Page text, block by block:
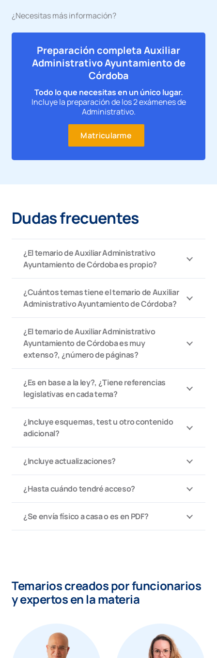
¿Necesitas más información?
Preparación completa Auxiliar
Administrativo Ayuntamiento de
Córdoba
Todo lo que necesitas en un único lugar.
Incluye la preparación de los 2 exámenes de
Administrativo.
Matricularme
Dudas frecuentes
¿El temario de Auxiliar Administrativo
Ayuntamiento de Córdoba es propio?
¿Cuántos temas tiene el temario de Auxiliar
Administrativo Ayuntamiento de Córdoba?
¿El temario de Auxiliar Administrativo
Ayuntamiento de Córdoba es muy
extenso?, ¿número de páginas?
¿Es en base a la ley?, ¿Tiene referencias
legislativas en cada tema?
¿Incluye esquemas, test u otro contenido
adicional?
¿Incluye actualizaciones?
¿Hasta cuándo tendré acceso?
¿Se envía físico a casa o es en PDF?
Temarios creados por funcionarios
y expertos en la materia